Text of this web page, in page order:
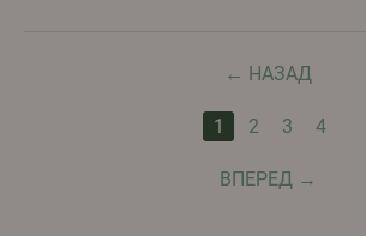
НАЗАД
1 2 3 4
ВПЕРЕД